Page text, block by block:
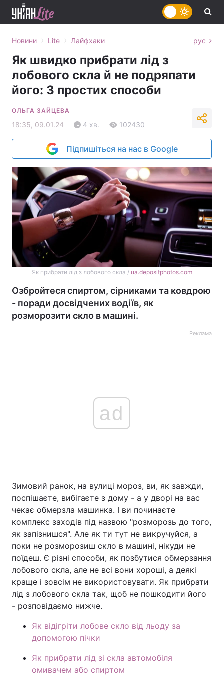
Головна Війна
Україна Політика
Економіка Світ
Спорт Наука
Техно і зв'язок Лайт
Зброя
Здоров'я Туризм
Цікавинки
Екологія Регіони
Новини › Lite › Лайфхаки рус
Як швидко прибрати лід з
лобового скла й не подряпати
його: 3 простих способи
ОЛЬГА ЗАЙЦЕВА
18:35, 09.01.24 4 хв. 102430
Підпишіться на нас в Google
Як прибрати лід з лобового скла / ua.depositphotos.com
Озбройтеся спиртом, сірниками та ковдрою
- поради досвідчених водіїв, як
розморозити скло в машині.
Реклама
ad
Зимовий ранок, на вулиці мороз, ви, як завжди,
поспішаєте, вибігаєте з дому - а у дворі на вас
чекає обмерзла машинка. І ви починаєте
комплекс заходів під назвою "розморозь до того,
як запізнишся". Але як ти тут не викручуйся, а
поки не розморозиш скло в машині, нікуди не
поїдеш. Є різні способи, як позбутися обмерзання
лобового скла, але не всі вони хороші, а деякі
краще і зовсім не використовувати. Як прибрати
лід з лобового скла так, щоб не пошкодити його
- розповідаємо нижче.
Як відігріти лобове скло від льоду за
допомогою пічки
Як прибрати лід зі скла автомобіля
омивачем або спиртом